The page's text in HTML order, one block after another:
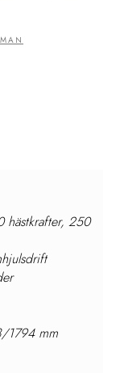
hästkrafter, 250
1794 mm